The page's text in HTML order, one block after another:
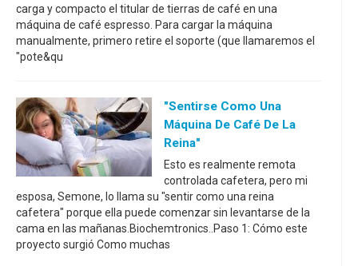
carga y compacto el titular de tierras de café en una
máquina de café espresso. Para cargar la máquina
manualmente, primero retire el soporte (que llamaremos el
"pote&qu
"Sentirse Como Una
Máquina De Café De La
Reina"
Esto es realmente remota
controlada cafetera, pero mi
esposa, Semone, lo llama su "sentir como una reina
cafetera" porque ella puede comenzar sin levantarse de la
cama en las mañanas.Biochemtronics..Paso 1: Cómo este
proyecto surgió Como muchas